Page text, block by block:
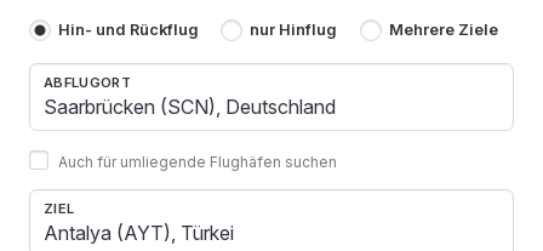
Hin- und Rückflug nur Hinflug Mehrere Ziele
ABFLUGORT
Auch für umliegende Flughäfen suchen
ZIEL